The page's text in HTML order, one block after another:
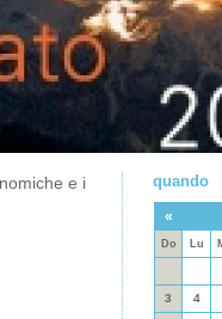
e i
quando
«
Do Lu
3 4